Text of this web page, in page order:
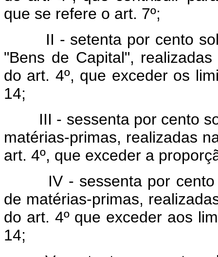
que se refere o art. 7º;
II - setenta por cento
"Bens de Capital",
do art. 4º, que exceder os
14;
III - sessenta por cento
matérias-primas, realizadas
art. 4º, que exceder a
IV - sessenta por cento
de matérias-primas,
do art. 4º que exceder aos
14;